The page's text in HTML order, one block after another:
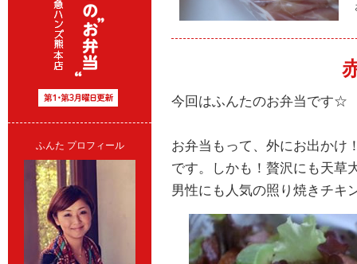
今回はふんたのお弁当です☆
お弁当もって、外にお出かけ
です。しかも！贅沢にも天草
男性にも人気の照り焼きチキ
ふんた プロフィール